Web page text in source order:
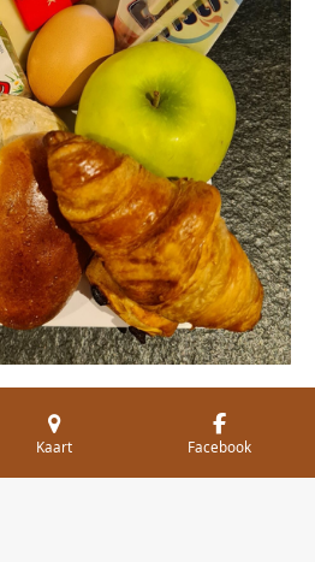
je smakelijk eten.
Kaart Facebook